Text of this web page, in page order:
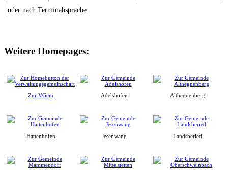
oder nach Terminabsprache
Weitere Homepages:
Zur VGem Adelshofen Althegnenberg
Hattenhofen Jesenwang Landsberied